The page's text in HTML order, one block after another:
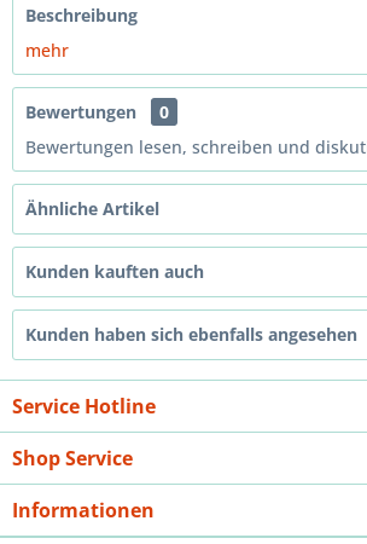
Beschreibung
mehr
Bewertungen
0
Bewertungen lesen, schreiben und
Ähnliche Artikel
Kunden kauften auch
Kunden haben sich ebenfalls angesehen
Service Hotline
Shop Service
Informationen